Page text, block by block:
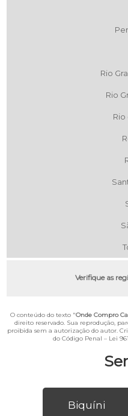
Biquíni
Rio
Rio
Rio
Verifique as
O conteúdo do texto "Onde Compro
direito reservado. Sua reprodução,
proibida sem a autorização do autor.
do Código Penal – Lei